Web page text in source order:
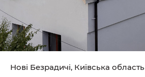
Нові Безрадичі, Київська область